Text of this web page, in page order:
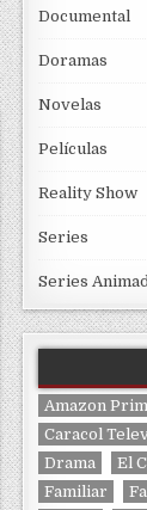
Documental
Doramas
Novelas
Películas
Reality Show
Series
Series
Amazon
Caracol
Drama
El
Familiar